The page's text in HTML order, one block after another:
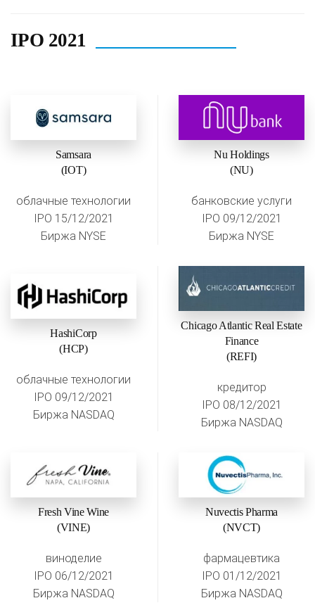
IPO 2021
Samsara
(IOT)
облачные технологии
IPO 15/12/2021
Биржа NYSE
Nu Holdings
(NU)
банковские услуги
IPO 09/12/2021
Биржа NYSE
HashiCorp
(HCP)
облачные технологии
IPO 09/12/2021
Биржа NASDAQ
Chicago Atlantic Real Estate
Finance
(REFI)
кредитор
IPO 08/12/2021
Биржа NASDAQ
Fresh Vine Wine
(VINE)
виноделие
IPO 06/12/2021
Биржа NASDAQ
Nuvectis Pharma
(NVCT)
фармацевтика
IPO 01/12/2021
Биржа NASDAQ